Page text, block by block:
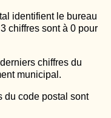
identifient le bureau
chiffres sont à 0 pour
chiffres du
municipal.
du code postal sont